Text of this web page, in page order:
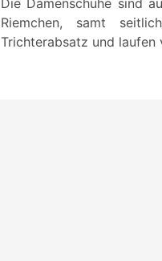
Riemchen, samt
Trichterabsatz und laufen